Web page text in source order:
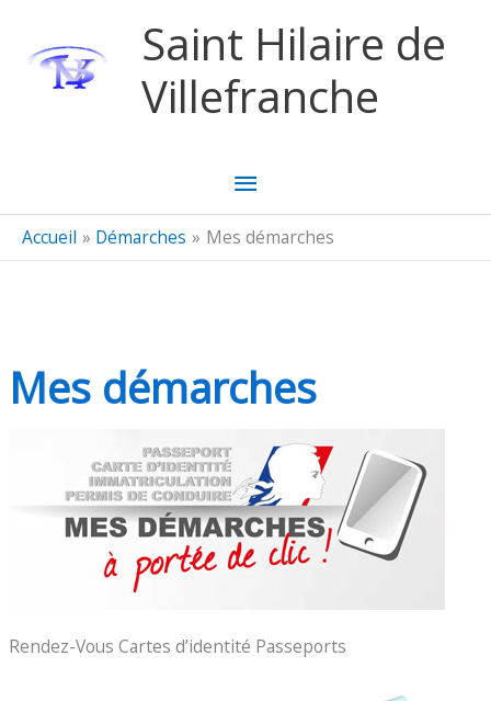
Saint Hilaire de
Villefranche
Menu
principal
Accueil Démarches Mes démarches
Mes démarches
Rendez-Vous Cartes d’identité Passeports